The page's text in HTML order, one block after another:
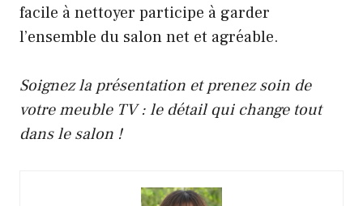
facile à nettoyer participe à garder
l’ensemble du salon net et agréable.
Soignez la présentation et prenez soin de
votre meuble TV : le détail qui change tout
dans le salon !